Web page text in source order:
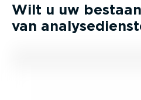
Wilt u uw
van